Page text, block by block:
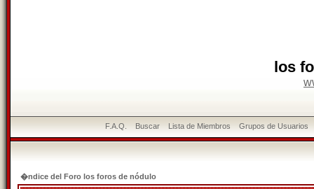
los
F.A.Q. Buscar Lista de Miembros Grupos de Usuarios
�ndice del Foro los foros de nódulo